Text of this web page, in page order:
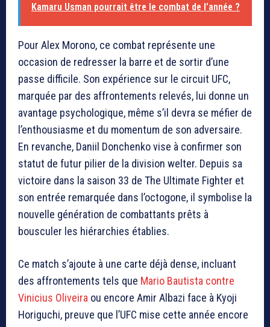
Kamaru Usman pourrait être le combat de l’année ?
Pour Alex Morono, ce combat représente une
occasion de redresser la barre et de sortir d’une
passe difficile. Son expérience sur le circuit UFC,
marquée par des affrontements relevés, lui donne un
avantage psychologique, même s’il devra se méfier de
l’enthousiasme et du momentum de son adversaire.
En revanche, Daniil Donchenko vise à confirmer son
statut de futur pilier de la division welter. Depuis sa
victoire dans la saison 33 de The Ultimate Fighter et
son entrée remarquée dans l’octogone, il symbolise la
nouvelle génération de combattants prêts à
bousculer les hiérarchies établies.
Ce match s’ajoute à une carte déjà dense, incluant
des affrontements tels que Mario Bautista contre
Vinicius Oliveira ou encore Amir Albazi face à Kyoji
Horiguchi, preuve que l’UFC mise cette année encore